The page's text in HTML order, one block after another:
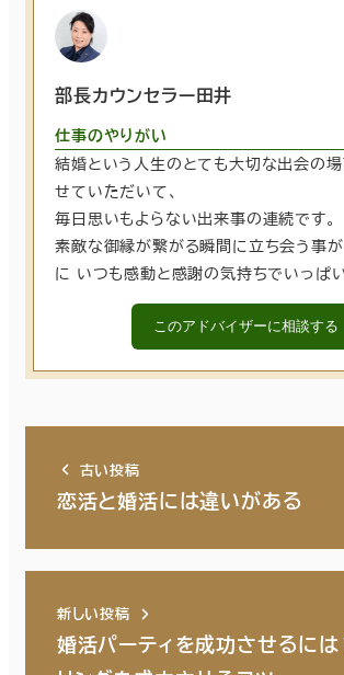
部長カウンセラー田井
仕事のやりがい
結婚という人生のとても大切な出会の
せていただいて、
毎日思いもよらない出来事の連続です。
素敵な御縁が繋がる瞬間に立ち会う事
に いつも感動と感謝の気持ちでいっぱい
このアドバイザーに相談する
古い投稿
恋活と婚活には違いがある
新しい投稿
婚活パーティを成功させるには